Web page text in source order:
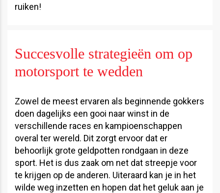
ruiken!
Succesvolle strategieën om op
motorsport te wedden
Zowel de meest ervaren als beginnende gokkers
doen dagelijks een gooi naar winst in de
verschillende races en kampioenschappen
overal ter wereld. Dit zorgt ervoor dat er
behoorlijk grote geldpotten rondgaan in deze
sport. Het is dus zaak om net dat streepje voor
te krijgen op de anderen. Uiteraard kan je in het
wilde weg inzetten en hopen dat het geluk aan je